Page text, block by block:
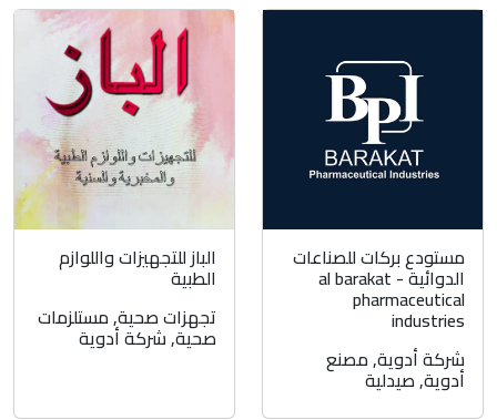
مستودع بركات للصناعات
الدوائية - al barakat
pharmaceutical
industries
شركة أدوية,مصنع
أدوية,صيدلية
الباز للتجهيزات واللوازم
الطبية
تجهزات صحية,مستلزمات
صحية,شركة أدوية